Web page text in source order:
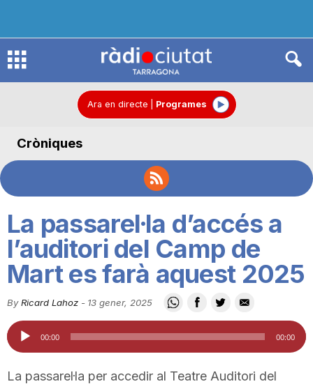
R
d
C
u
Ara en directe Programes
Cròniques
La passarel·la d’accés a
l’auditori del Camp de
Mart es farà aquest 2025
By Ricard Lahoz - 13 gener, 2025
Reproductor
d'àudio
00:00 00:00
La passarel·la per accedir al Teatre Auditori del